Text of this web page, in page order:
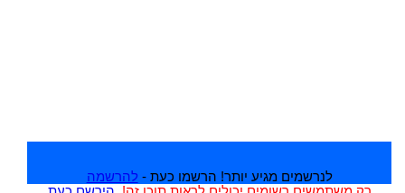
לנרשמים מגיע יותר! הרשמו כעת - להרשמה